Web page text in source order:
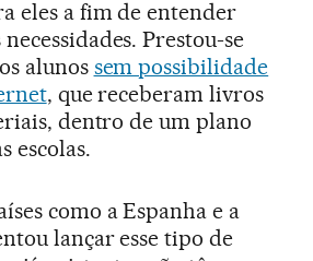
eles a fim de entender
Prestou-se
alunos sem possibilidade
, que receberam livros
dentro de um plano
escolas.
como a Espanha e a
lançar esse tipo de